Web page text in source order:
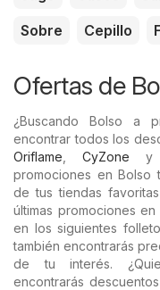
Sobre
Cepillo
Ofertas de
¿Buscando Bolso a
encontrar todos los
Oriflame
CyZone
promociones en Bolso
de tus tiendas
últimas promociones
en los siguientes
también encontrarás
de tu interés.
encontrarás